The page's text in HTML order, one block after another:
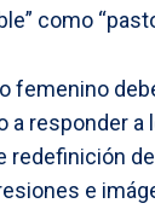
como
femenino
a responder
redefinición
e